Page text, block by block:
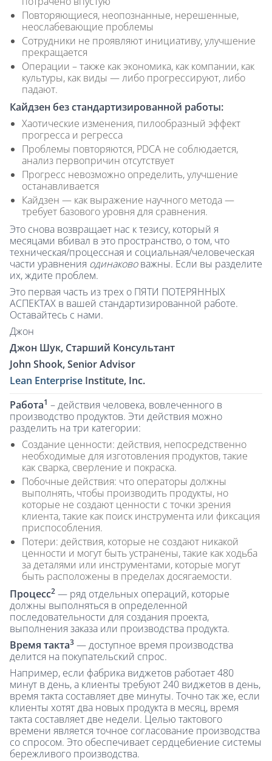
Повторяющиеся, неопознанные, нерешенные,
неослабевающие проблемы
Сотрудники не проявляют инициативу, улучшение
прекращается
Операции – также как экономика, как компании, как
культуры, как виды — либо прогрессируют, либо
падают.
Кайдзен без стандартизированной работы:
Хаотические изменения, пилообразный эффект
прогресса и регресса
Проблемы повторяются, PDCA не соблюдается,
анализ первопричин отсутствует
Прогресс невозможно определить, улучшение
останавливается
Кайдзен — как выражение научного метода —
требует базового уровня для сравнения.
Это снова возвращает нас к тезису, который я
месяцами вбивал в это пространство, о том, что
техническая/процессная и социальная/человеческая
части уравнения одинакововажны. Если вы разделите
их, ждите проблем.
Это первая часть из трех о ПЯТИ ПОТЕРЯННЫХ
АСПЕКТАХ в вашей стандартизированной работе.
Оставайтесь с нами.
Джон
Джон Шук, Старший Консультант
John Shook, Senior Advisor
Lean Enterprise Institute, Inc.
Работа1 – действия человека, вовлеченного в
производство продуктов. Эти действия можно
разделить на три категории:
Создание ценности: действия, непосредственно
необходимые для изготовления продуктов, такие
как сварка, сверление и покраска.
Побочные действия: что операторы должны
выполнять, чтобы производить продукты, но
которые не создают ценности с точки зрения
клиента, такие как поиск инструмента или фиксация
приспособления.
Потери: действия, которые не создают никакой
ценности и могут быть устранены, такие как ходьба
за деталями или инструментами, которые могут
быть расположены в пределах досягаемости.
Процесс2 — ряд отдельных операций, которые
должны выполняться в определенной
последовательности для создания проекта,
выполнения заказа или производства продукта.
Время такта3 — доступное время производства
делится на покупательский спрос.
Например, если фабрика виджетов работает 480
минут в день, а клиенты требуют 240 виджетов в день,
время такта составляет две минуты. Точно так же, если
клиенты хотят два новых продукта в месяц, время
такта составляет две недели. Целью тактового
времени является точное согласование производства
со спросом. Это обеспечивает сердцебиение системы
бережливого производства.